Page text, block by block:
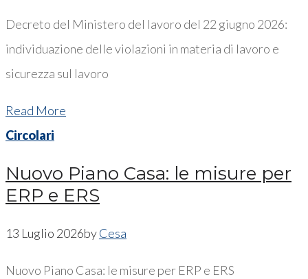
Decreto del Ministero del lavoro del 22 giugno 2026:
individuazione delle violazioni in materia di lavoro e
sicurezza sul lavoro
Read More
Circolari
Nuovo Piano Casa: le misure per
ERP e ERS
13 Luglio 2026byCesa
Nuovo Piano Casa: le misure per ERP e ERS